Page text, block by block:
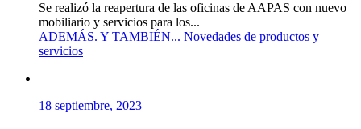
Se realizó la reapertura de las oficinas de AAPAS con nuevo
mobiliario y servicios para los...
ADEMÁS. Y TAMBIÉN... Novedades de productos y
servicios
18 septiembre, 2023